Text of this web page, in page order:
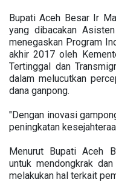
Bupati Aceh Besar Ir
yang dibacakan
menegaskan Program
akhir 2017 oleh
Tertinggal dan
dalam melucutkan
dana ganpong.
"Dengan inovasi
peningkatan
Menurut Bupati Aceh
untuk mendongkrak
melakukan hal terkait